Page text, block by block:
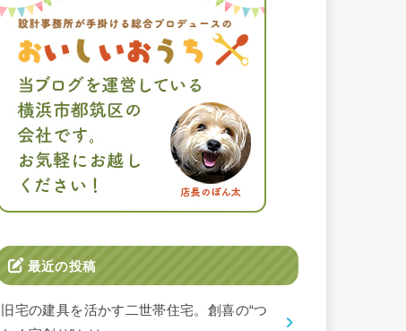
最近の投稿
旧宅の建具を活かす二世帯住宅。創喜の“つ